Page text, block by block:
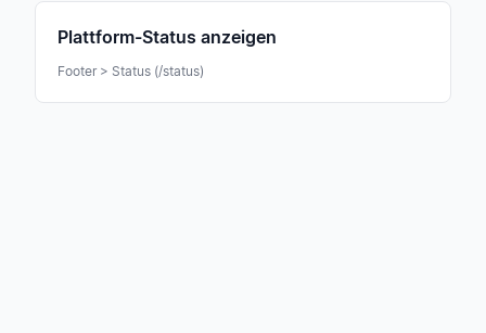
Plattform-Status anzeigen
Footer > Status (/status)